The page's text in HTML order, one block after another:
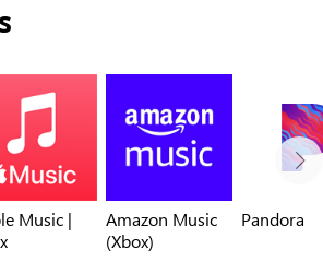
Music |
Amazon Music
(Xbox)
Pandora